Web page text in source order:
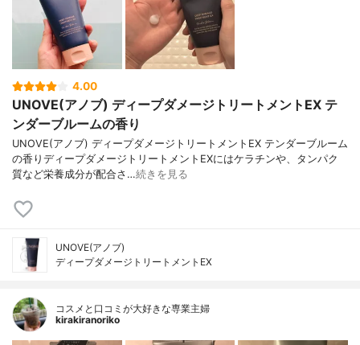
4.00
UNOVE(アノブ) ディープダメージトリートメントEX テ
ンダーブルームの香り
UNOVE(アノブ) ディープダメージトリートメントEX テンダーブルーム
の香りディープダメージトリートメントEXにはケラチンや、タンパク
質など栄養成分が配合さ…続きを見る
UNOVE(アノブ)
ディープダメージトリートメントEX
コスメと口コミが大好きな専業主婦
kirakiranoriko